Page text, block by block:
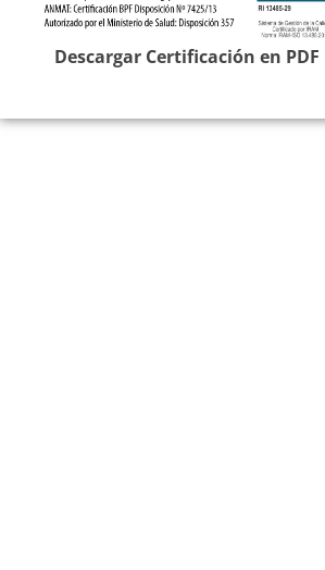
Descargar Certificación en PDF